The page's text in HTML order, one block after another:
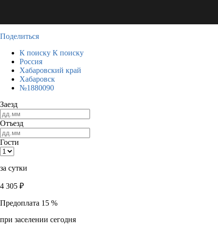
Поделиться
К поиску К поиску
Россия
Хабаровский край
Хабаровск
№1880090
Заезд
Отъезд
Гости
за сутки
4 305 ₽
Предоплата 15 %
при заселении сегодня